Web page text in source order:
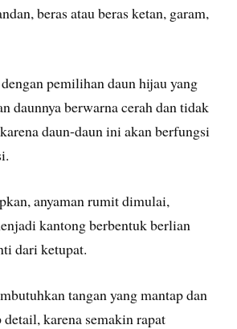
beras atau beras ketan, garam,
pemilihan daun hijau yang
daunnya berwarna cerah dan tidak
daun-daun ini akan berfungsi
anyaman rumit dimulai,
kantong berbentuk berlian
dari ketupat.
tangan yang mantap dan
karena semakin rapat